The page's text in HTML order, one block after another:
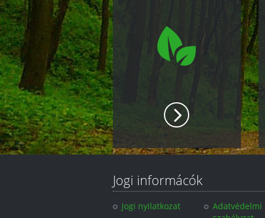
Jogi informácók
Jogi nyilatkozat
Adatvédelmi